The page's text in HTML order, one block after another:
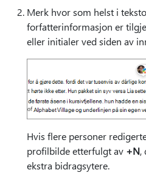
Merk hvor som helst i
forfatterinformasjon er
eller initialer ved siden av
Hvis flere personer
profilbilde etterfulgt av +N,
ekstra bidragsytere.